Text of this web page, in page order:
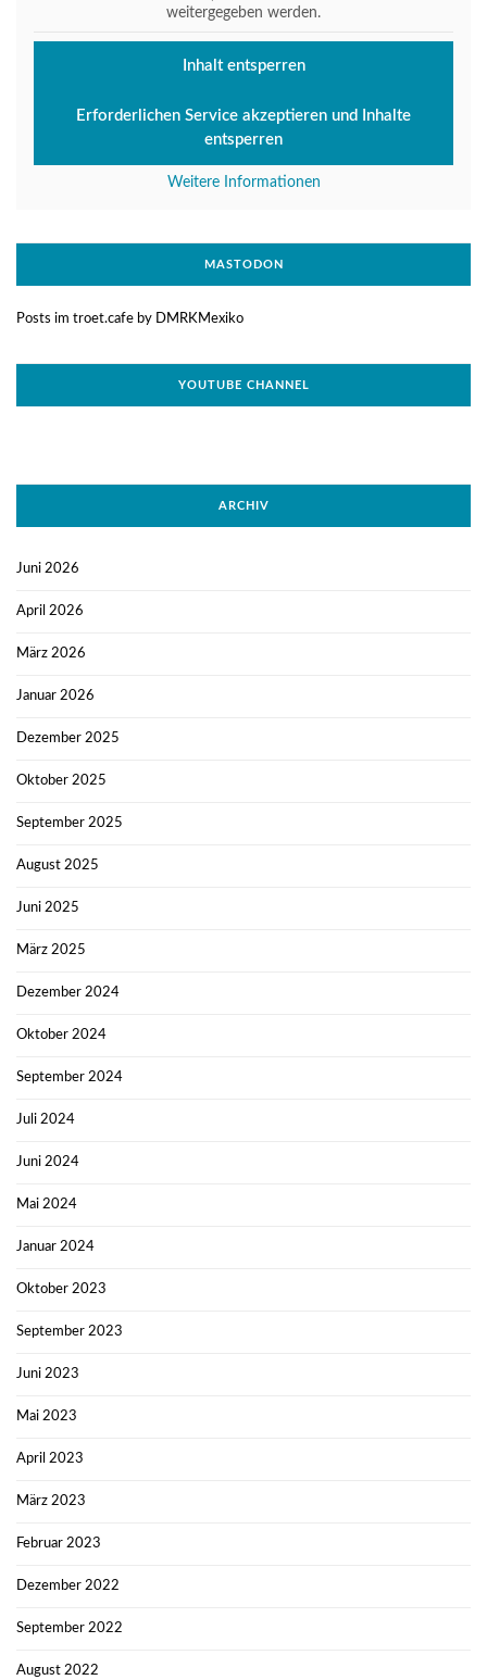
weitergegeben werden.
Inhalt entsperren
Erforderlichen Service akzeptieren und Inhalte
entsperren
Weitere Informationen
MASTODON
Posts im troet.cafe by DMRKMexiko
YOUTUBE CHANNEL
ARCHIV
Juni 2026
April 2026
März 2026
Januar 2026
Dezember 2025
Oktober 2025
September 2025
August 2025
Juni 2025
März 2025
Dezember 2024
Oktober 2024
September 2024
Juli 2024
Juni 2024
Mai 2024
Januar 2024
Oktober 2023
September 2023
Juni 2023
Mai 2023
April 2023
März 2023
Februar 2023
Dezember 2022
September 2022
August 2022